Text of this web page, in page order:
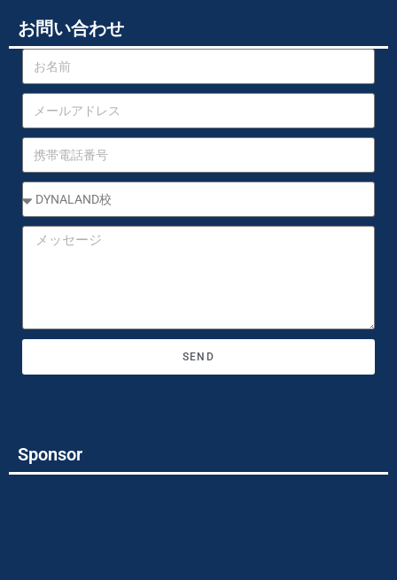
お問い合わせ
SEND
Sponsor